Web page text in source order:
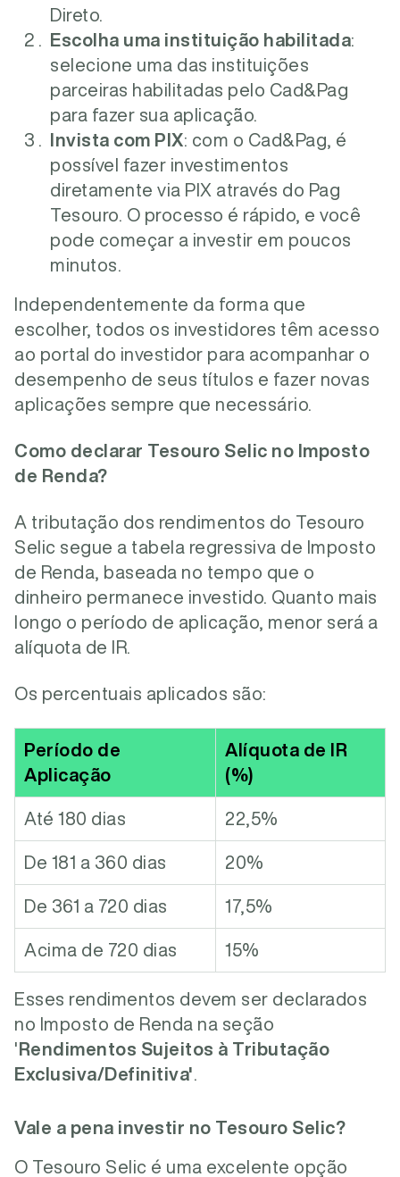
Direto.
Escolha uma instituição habilitada:
selecione uma das instituições
parceiras habilitadas pelo Cad&Pag
para fazer sua aplicação.
Invista com PIX: com o Cad&Pag, é
possível fazer investimentos
diretamente via PIX através do Pag
Tesouro. O processo é rápido, e você
pode começar a investir em poucos
minutos.
Independentemente da forma que
escolher, todos os investidores têm acesso
ao portal do investidor para acompanhar o
desempenho de seus títulos e fazer novas
aplicações sempre que necessário.
Como declarar Tesouro Selic no Imposto
de Renda?
A tributação dos rendimentos do Tesouro
Selic segue a tabela regressiva de Imposto
de Renda, baseada no tempo que o
dinheiro permanece investido. Quanto mais
longo o período de aplicação, menor será a
alíquota de IR.
Os percentuais aplicados são:
Período de
Aplicação
Alíquota de IR
(%)
Até 180 dias 22,5%
De 181 a 360 dias 20%
De 361 a 720 dias 17,5%
Acima de 720 dias 15%
Esses rendimentos devem ser declarados
no Imposto de Renda na seção
' Rendimentos Sujeitos à Tributação
Exclusiva/Definitiva'
Vale a pena investir no Tesouro Selic?
O Tesouro Selic é uma excelente opção